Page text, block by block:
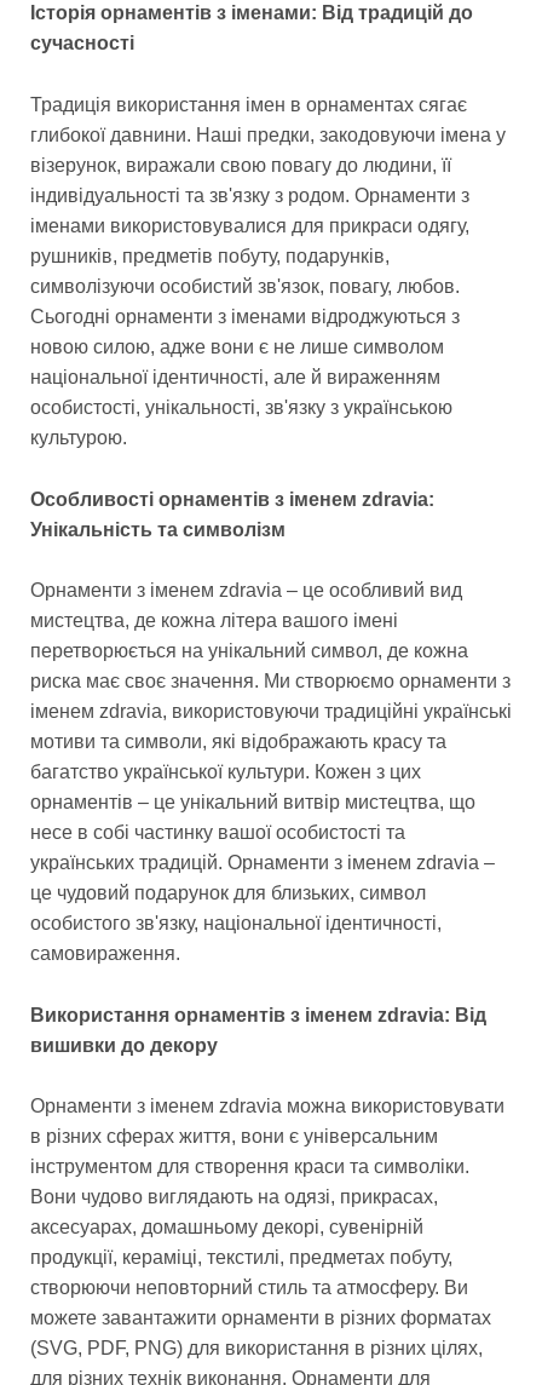
Історія орнаментів з іменами: Від традицій до
сучасності
Традиція використання імен в орнаментах сягає
глибокої давнини. Наші предки, закодовуючи імена у
візерунок, виражали свою повагу до людини, її
індивідуальності та зв'язку з родом. Орнаменти з
іменами використовувалися для прикраси одягу,
рушників, предметів побуту, подарунків,
символізуючи особистий зв'язок, повагу, любов.
Сьогодні орнаменти з іменами відроджуються з
новою силою, адже вони є не лише символом
національної ідентичності, але й вираженням
особистості, унікальності, зв'язку з українською
культурою.
Особливості орнаментів з іменем zdravia:
Унікальність та символізм
Орнаменти з іменем zdravia – це особливий вид
мистецтва, де кожна літера вашого імені
перетворюється на унікальний символ, де кожна
риска має своє значення. Ми створюємо орнаменти з
іменем zdravia, використовуючи традиційні українські
мотиви та символи, які відображають красу та
багатство української культури. Кожен з цих
орнаментів – це унікальний витвір мистецтва, що
несе в собі частинку вашої особистості та
українських традицій. Орнаменти з іменем zdravia –
це чудовий подарунок для близьких, символ
особистого зв'язку, національної ідентичності,
самовираження.
Використання орнаментів з іменем zdravia: Від
вишивки до декору
Орнаменти з іменем zdravia можна використовувати
в різних сферах життя, вони є універсальним
інструментом для створення краси та символіки.
Вони чудово виглядають на одязі, прикрасах,
аксесуарах, домашньому декорі, сувенірній
продукції, кераміці, текстилі, предметах побуту,
створюючи неповторний стиль та атмосферу. Ви
можете завантажити орнаменти в різних форматах
(SVG, PDF, PNG) для використання в різних цілях,
для різних технік виконання. Орнаменти для